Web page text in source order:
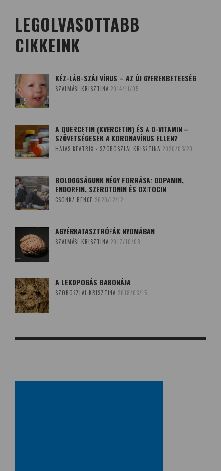
LEGOLVASOTTABB
CIKKEINK
KÉZ-LÁB-SZÁJ VÍRUS – AZ ÚJ GYEREKBETEGSÉG
SZALMÁSI KRISZTINA 2014/11/05
A QUERCETIN (KVERCETIN) ÉS A D-VITAMIN –
SZÖVETSÉGESEK A KORONAVÍRUS ELLEN?
HAJAS BEATRIX - SZOBOSZLAI KRISZTINA 2020/03/20
BOLDOGSÁGUNK NÉGY FORRÁSA: DOPAMIN,
ENDORFIN, SZEROTONIN ÉS OXITOCIN
CSONKA BENCE 2020/12/12
AGYÉRKATASZTRÓFÁK NYOMÁBAN
SZALMÁSI KRISZTINA 2017/10/08
A LEKOPOGÁS BABONÁJA
SZOBOSZLAI KRISZTINA 2018/03/15